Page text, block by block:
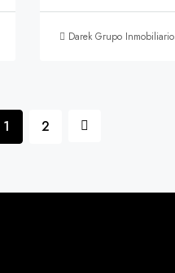
Darek Grupo Inmobiliario
1 2